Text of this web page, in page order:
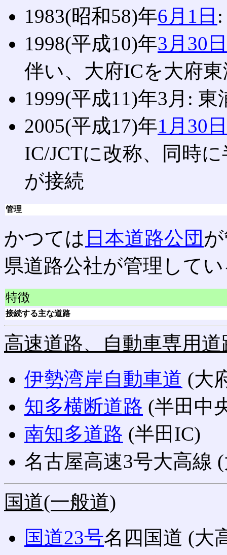
1983(昭和58)年6月1日
1998(平成10)年3月30日
伴い、大府ICを大府
1999(平成11)年3月:
2005(平成17)年1月30日
IC/JCTに改称、同時
が接続
管理
かつては 日本道路公団
県道路公社が管理して
特徴
接続する主な道路
高速道路、自動車専用道
伊勢湾岸自動車道 (大
知多横断道路 (半田中
南知多道路 (半田IC)
名古屋高速3号大高線
国道(一般道)
国道23号名四国道 (大